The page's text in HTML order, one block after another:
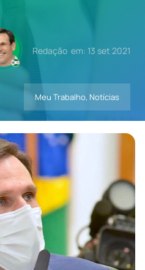
Redação em: 13 set 2021
Meu Trabalho, Notícias